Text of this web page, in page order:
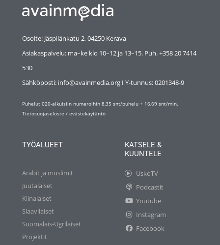
Osoite: Jäspilänkatu 2, 04250 Kerava
Asiakaspalvelu: ma–ke klo 10–12 ja 13–15. Puh. +358 20 7414
530
Sähköposti: info@avainmedia.org I Y-tunnus:0201348-9
Puhelut 020-alkuisiin numeroihin 8,35 snt/puhelu + 16,69 snt/min.
Tietosuojaseloste / evästekäytäntö
TYÖALUEET
Arabit ja muslimit
Juutalaiset
Kiinalaiset
Slaavilaiset
Suomalais-Ugrilaiset
Projektit
KATSELE &
KUUNTELE
UskoTV
Podcastit
Youtube
Instagram
Facebook